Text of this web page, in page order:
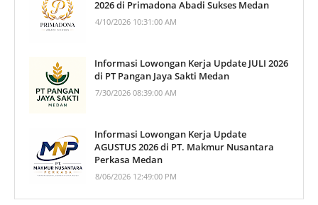
2026 di Primadona Abadi Sukses Medan
4/10/2026 10:31:00 AM
Informasi Lowongan Kerja Update JULI 2026
di PT Pangan Jaya Sakti Medan
7/30/2026 08:39:00 AM
Informasi Lowongan Kerja Update
AGUSTUS 2026 di PT. Makmur Nusantara
Perkasa Medan
8/06/2026 12:49:00 PM